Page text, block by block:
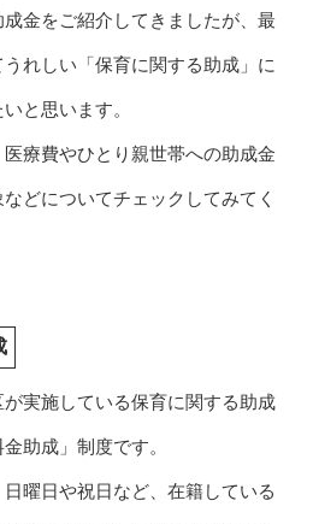
金をご紹介してきましたが、最
れしい「保育に関する助成」に
と思います。
療費やひとり親世帯への助成金
どについてチェックしてみてく
実施している保育に関する助成
助成」制度です。
曜日や祝日など、在籍している